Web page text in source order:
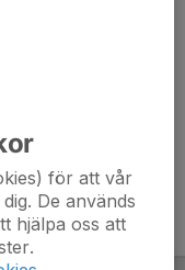
för att vår
De används
hjälpa oss att